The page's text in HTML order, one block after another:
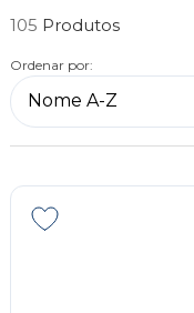
105
Ordenar por: